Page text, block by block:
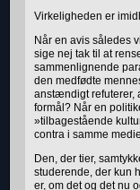
Virkeligheden er
Når en avis således
sige nej tak til at
sammenlignende
den medfødte
anstændigt refuterer,
formål? Når en
»tilbagestående
contra i samme
Den, der tier,
studerende, der kun
er, om det og det nu